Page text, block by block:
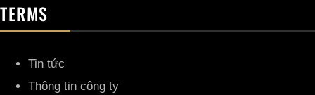
TERMS
Tin tức
Thông tin công ty